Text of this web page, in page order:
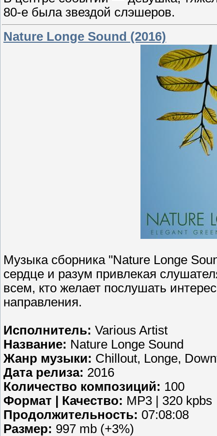
80-е была звездой слэшеров.
Nature Longe Sound (2016)
Музыка сборника "Nature Longe
сердце и разум привлекая
всем, кто желает послушать
направления.
Исполнитель: Various Artist
Название: Nature Longe Sound
Жанр музыки: Chillout, Longe,
Дата релиза: 2016
Количество композиций: 100
Формат | Качество: MP3 | 320 kpbs
Продолжительность: 07:08:08
Размер: 997 mb (+3%)